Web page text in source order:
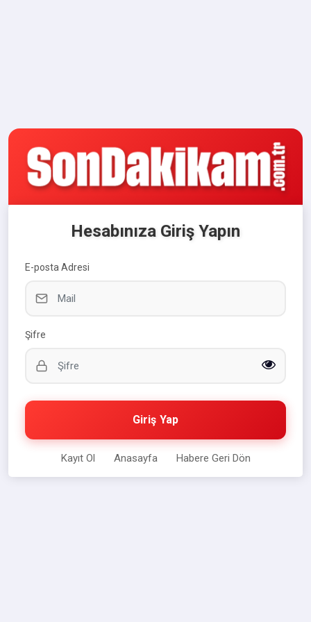
Hesabınıza Giriş Yapın
E-posta Adresi
Şifre
Giriş Yap
Kayıt Ol Anasayfa Habere Geri Dön